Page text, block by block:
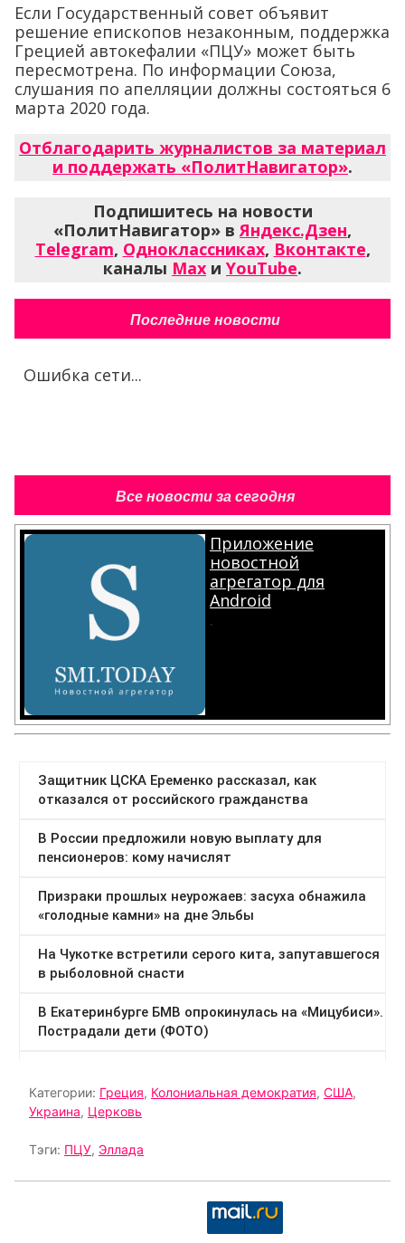
Если Государственный совет объявит
решение епископов незаконным, поддержка
Грецией автокефалии «ПЦУ» может быть
пересмотрена. По информации Союза,
слушания по апелляции должны состояться 6
марта 2020 года.
Отблагодарить журналистов за материал
и поддержать «ПолитНавигатор».
Подпишитесь на новости
«ПолитНавигатор» в Яндекс.Дзен,
Telegram, Одноклассниках, Вконтакте,
каналы Max и YouTube.
Последние новости
Ошибка сети...
Все новости за сегодня
Приложение
новостной
агрегатор для
Android
.
Категории: Греция, Колониальная демократия, США,
Украина, Церковь
Тэги: ПЦУ, Эллада